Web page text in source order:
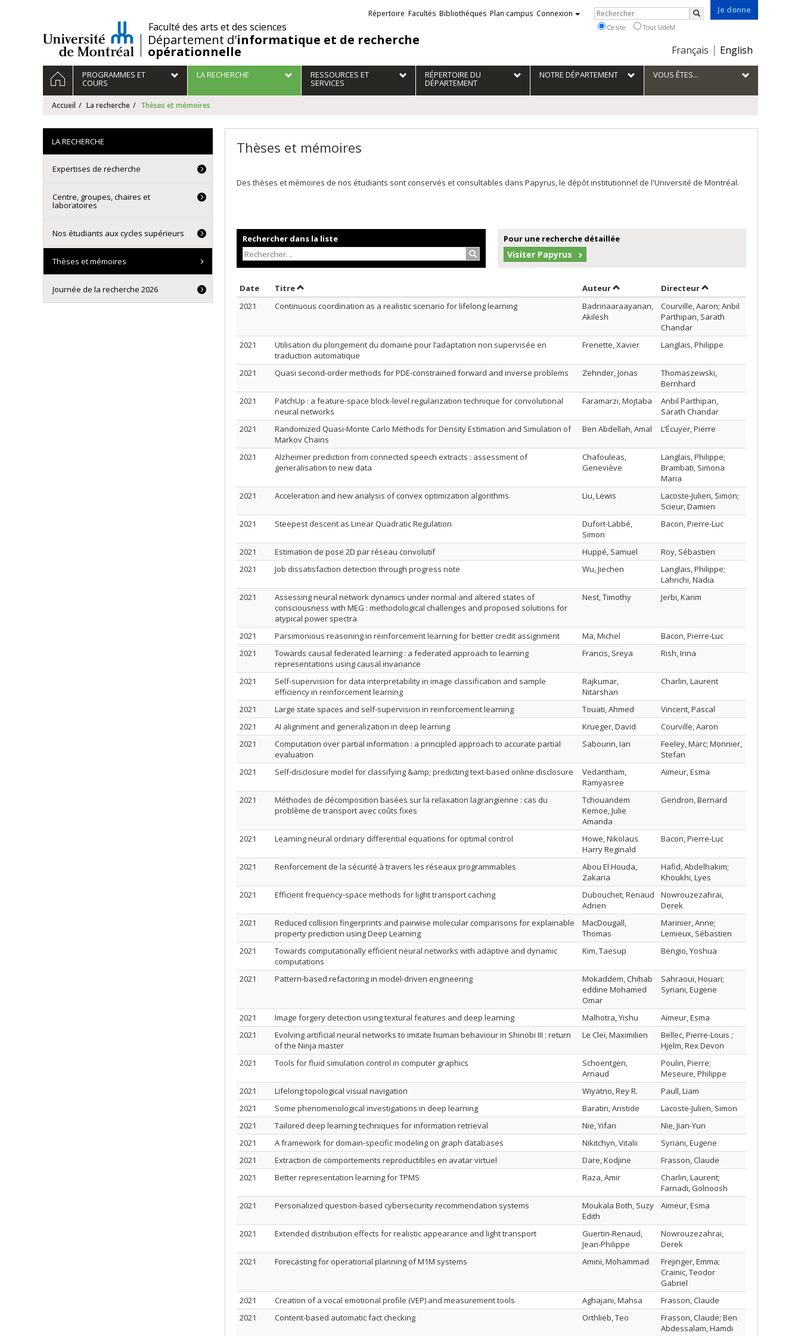
/Faculté des arts et des sciences
Département d'informatique et de recherche
opérationnelle
Je donne
Choix
la
langue
Français English
Liens
externes
Répertoire Facultés Bibliothèques Plan campus Connexion Rechercher
Rechercher
Ce site Tout UdeM
Navigation
principale
ACCUEILPROGRAMMES ET
COURS
LA RECHERCHE RESSOURCES ET
SERVICES
RÉPERTOIRE DU
DÉPARTEMENT
NOTRE DÉPARTEMENT VOUS ÊTES...
Accueil La recherche Thèses et mémoires
Thèses et mémoires
Des thèses et mémoires de nos étudiants sont conservés et consultables dans Papyrus, le dépôt institutionnel de l'Université de Montréal.
Rechercher dans la liste
Rechercher…
Pour une recherche détaillée
Visiter Papyrus
Date Trier par date en ordre croissant
TitreTrier par titre en ordre croissant AuteurTrier par auteur en ordre croissant
Directeurpar contributeur en
2021
Continuous coordination as a realistic scenario for lifelong learning
Badrinaaraayanan,
Akilesh
Courville, Aaron; Anbil
Parthipan, Sarath
Chandar
2021
Utilisation du plongement du domaine pour l’adaptation non supervisée en
traduction automatique
Frenette, Xavier Langlais, Philippe
2021 Quasi second-order methods for PDE-constrained forward and inverse problems Zehnder, Jonas
Thomaszewski,
Bernhard
2021
PatchUp : a feature-space block-level regularization technique for convolutional
neural networks
Faramarzi, Mojtaba
Anbil Parthipan,
Sarath Chandar
2021
Randomized Quasi-Monte Carlo Methods for Density Estimation and Simulation of
Markov Chains
Ben Abdellah, Amal L’Écuyer, Pierre
2021
Alzheimer prediction from connected speech extracts : assessment of
generalisation to new data
Chafouleas,
Geneviève
Langlais, Philippe;
Brambati, Simona
Maria
2021
Acceleration and new analysis of convex optimization algorithms Liu, Lewis
Lacoste-Julien, Simon;
Scieur, Damien
2021
Steepest descent as Linear Quadratic Regulation
Dufort-Labbé,
Simon
Bacon, Pierre-Luc
2021 Estimation de pose 2D par réseau convolutif Huppé, Samuel
Roy, Sébastien
2021
Job dissatisfaction detection through progress note Wu, Jiechen
Langlais, Philippe;
Lahrichi, Nadia
2021
Assessing neural network dynamics under normal and altered states of
consciousness with MEG : methodological challenges and proposed solutions for
atypical power spectra
Nest, Timothy Jerbi, Karim
2021 Parsimonious reasoning in reinforcement learning for better credit assignment Ma, Michel
Bacon, Pierre-Luc
2021
Towards causal federated learning : a federated approach to learning
representations using causal invariance
Francis, Sreya Rish, Irina
2021
Self-supervision for data interpretability in image classification and sample
efficiency in reinforcement learning
Rajkumar,
Nitarshan
Charlin, Laurent
2021 Large state spaces and self-supervision in reinforcement learning Touati, Ahmed
Vincent, Pascal
2021
AI alignment and generalization in deep learning Krueger, David
Courville, Aaron
2021
Computation over partial information : a principled approach to accurate partial
evaluation
Sabourin, Ian
Feeley, Marc; Monnier,
Stefan
2021
Self-disclosure model for classifying &amp; predicting text-based online disclosure
Vedantham,
Ramyasree
Aïmeur, Esma
2021
Méthodes de décomposition basées sur la relaxation lagrangienne : cas du
problème de transport avec coûts fixes
Tchouandem
Kemoe, Julie
Amanda
Gendron, Bernard
2021 Learning neural ordinary differential equations for optimal control
Howe, Nikolaus
Harry Reginald
Bacon, Pierre-Luc
2021 Renforcement de la sécurité à travers les réseaux programmables
Abou El Houda,
Zakaria
Hafid, Abdelhakim;
Khoukhi, Lyes
2021
Efficient frequency-space methods for light transport caching
Dubouchet, Renaud
Adrien
Nowrouzezahrai,
Derek
2021
Reduced collision fingerprints and pairwise molecular comparisons for explainable
property prediction using Deep Learning
MacDougall,
Thomas
Marinier, Anne;
Lemieux, Sébastien
2021
Towards computationally efficient neural networks with adaptive and dynamic
computations
Kim, Taesup Bengio, Yoshua
2021 Pattern-based refactoring in model-driven engineering
Mokaddem, Chihab
eddine Mohamed
Omar
Sahraoui, Houari;
Syriani, Eugene
2021 Image forgery detection using textural features and deep learning Malhotra, Yishu
Aïmeur, Esma
2021
Evolving‌ ‌artificial‌ ‌neural‌ ‌networks‌‌ ‌to‌ ‌imitate‌ ‌human‌ ‌behaviour‌‌ ‌in‌ ‌Shinobi‌ ‌III‌ ‌:‌ ‌return‌
‌of‌ ‌the‌ ‌Ninja‌ ‌master‌
Le Cleï, Maximilien
Bellec, Pierre-Louis ;
Hjelm, Rex Devon
2021
Tools for fluid simulation control in computer graphics
Schoentgen,
Arnaud
Poulin, Pierre;
Meseure, Philippe
2021
Lifelong topological visual navigation Wiyatno, Rey R.
Paull, Liam
2021
Some phenomenological investigations in deep learning Baratin, Aristide
Lacoste-Julien, Simon
2021
Tailored deep learning techniques for information retrieval Nie, Yifan
Nie, Jian-Yun
2021
A framework for domain-specific modeling on graph databases Nikitchyn, Vitalii
Syriani, Eugene
2021
Extraction de comportements reproductibles en avatar virtuel Dare, Kodjine
Frasson, Claude
2021
Better representation learning for TPMS Raza, Amir
Charlin, Laurent;
Farnadi, Golnoosh
2021
Personalized question-based cybersecurity recommendation systems
Moukala Both, Suzy
Edith
Aïmeur, Esma
2021 Extended distribution effects for realistic appearance and light transport
Guertin-Renaud,
Jean-Philippe
Nowrouzezahrai,
Derek
2021
Forecasting for operational planning of M1M systems Amini, Mohammad
Frejinger, Emma;
Crainic, Teodor
Gabriel
2021
Creation of a vocal emotional profile (VEP) and measurement tools Aghajani, Mahsa
Frasson, Claude
2021
Content-based automatic fact checking Orthlieb, Teo
Frasson, Claude; Ben
Abdessalam, Hamdi
LA RECHERCHE
Expertises de recherche
Centre, groupes, chaires et
laboratoires
Nos étudiants aux cycles supérieurs
Thèses et mémoires
Journée de la recherche 2026